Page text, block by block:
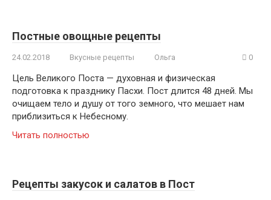
Постные овощные рецепты
24.02.2018 Вкусные рецепты Ольга 0
Цель Великого Поста — духовная и физическая
подготовка к празднику Пасхи. Пост длится 48 дней. Мы
очищаем тело и душу от того земного, что мешает нам
приблизиться к Небесному.
Читать полностью
Рецепты закусок и салатов в Пост